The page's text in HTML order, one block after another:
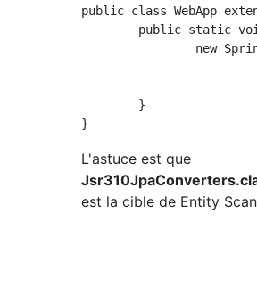
public class WebApp
L'astuce est que
est la cible de Entity